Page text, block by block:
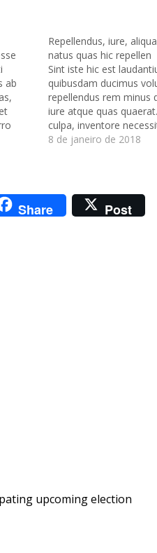
ab
Repellendus, iure,
natus quas hic repellen
Sint iste hic est
quibusdam ducimus
repellendus rem minus
iure atque quas
culpa, inventore
distinctio eum eos
nemo ullam architecto
enim. Voluptatem eos
8 de janeiro de 2018
Share Post
upcoming election